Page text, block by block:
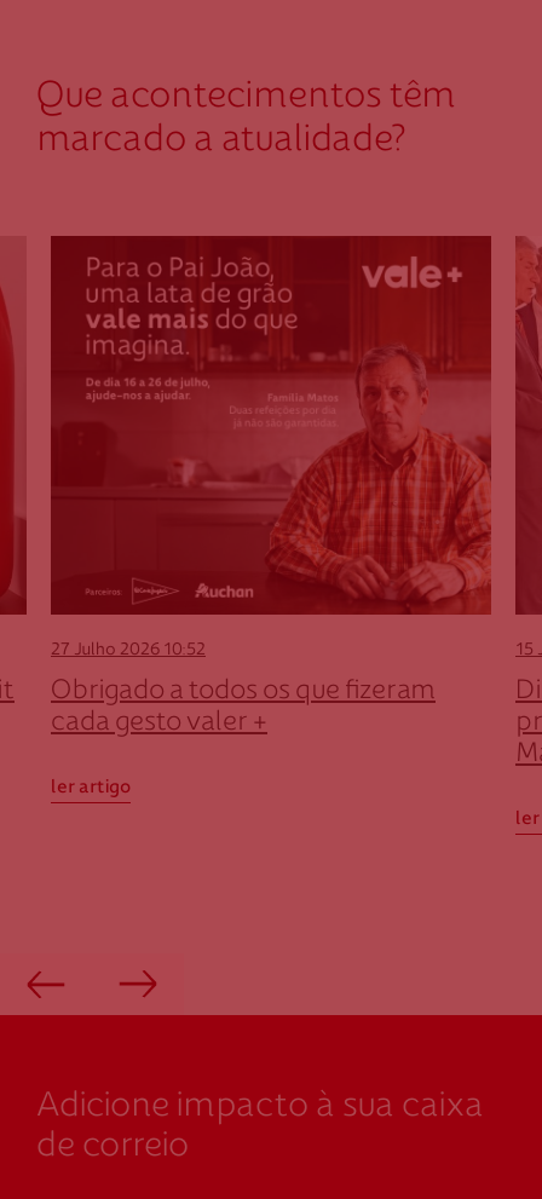
Que acontecimentos têm
marcado a atualidade?
27 Julho 2026 10:52
Obrigado a todos os que fizeram
cada gesto valer +
ler artigo
15
Adicione impacto à sua caixa
de correio